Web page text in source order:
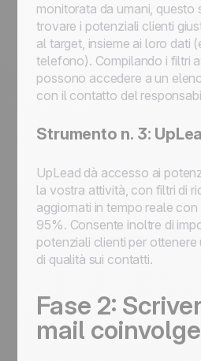
monitorata da umani, questo
trovare i potenziali clienti
al target, insieme ai loro dati
telefono). Compilando i filtri
possono accedere a un
con il contatto del
Strumento n. 3:
UpLead dà accesso ai
la vostra attività, con filtri di
aggiornati in tempo reale
95%. Consente inoltre di
potenziali clienti per
di qualità sui contatti.
Fase 2:
mail